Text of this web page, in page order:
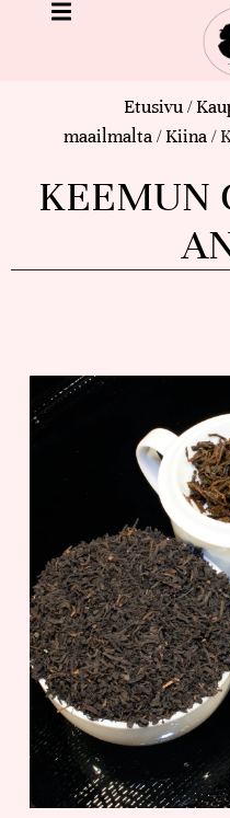
Etusivu/
maailmalta/Kiina/
KEEMUN